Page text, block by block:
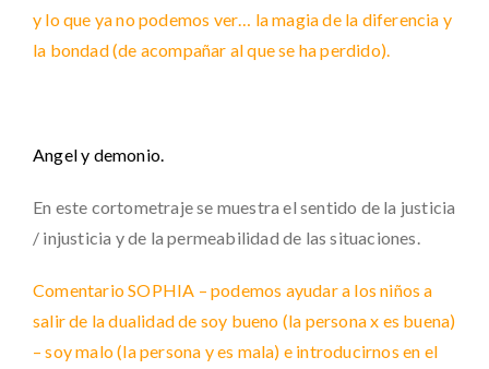
y lo que ya no podemos ver… la magia de la diferencia y
la bondad (de acompañar al que se ha perdido).
Angel y demonio.
En este cortometraje se muestra el sentido de la justicia
/ injusticia y de la permeabilidad de las situaciones.
Comentario SOPHIA – podemos ayudar a los niños a
salir de la dualidad de soy bueno (la persona x es buena)
– soy malo (la persona y es mala) e introducirnos en el